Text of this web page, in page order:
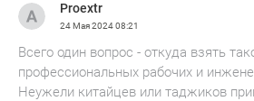
Proextr
24 Мая 202408:21
Всего один вопрос - откуда взять
профессиональных рабочих и
Неужели китайцев или таджиков